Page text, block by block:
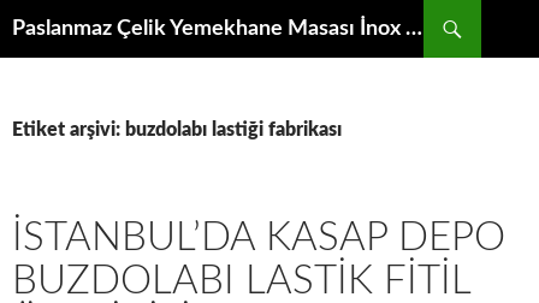
Paslanmaz Çelik Yemekhane Masası İnox Krom Bulaşıkhane Evyesi Tezgahı
Etiket arşivi: buzdolabı lastiği fabrikası
İSTANBUL’DA KASAP DEPO
BUZDOLABI LASTIK FITIL